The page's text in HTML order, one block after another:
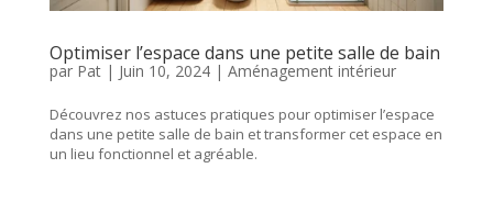
Optimiser l’espace dans une petite salle de bain
par Pat| Juin 10, 2024| Aménagement intérieur
Découvrez nos astuces pratiques pour optimiser l’espace
dans une petite salle de bain et transformer cet espace en
un lieu fonctionnel et agréable.